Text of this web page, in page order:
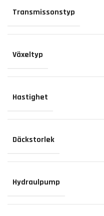
Transmissonstyp
Växeltyp
Hastighet
Däckstorlek
Hydraulpump